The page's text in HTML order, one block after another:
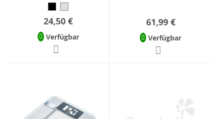
24,50 €
Verfügbar
61,99 €
Verfügbar